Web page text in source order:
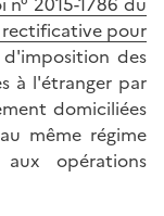
pour
d'imposition des
à l'étranger par
domiciliées
même régime
opérations